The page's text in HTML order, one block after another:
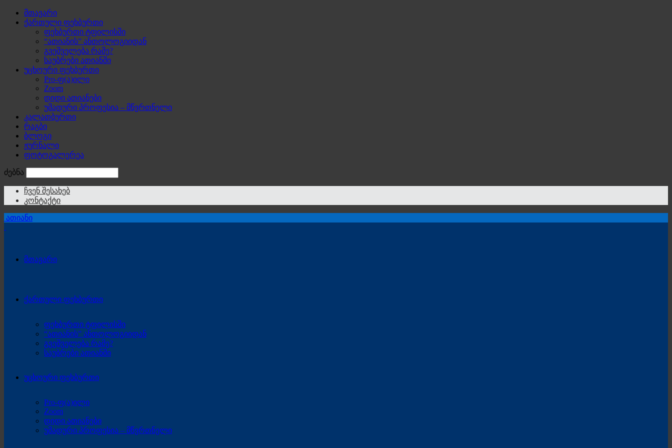
მთავარი
ქართული ფეხბურთი
ფეხბურთი ტფილისში
“ათიანის” ანთოლოგიიდან
გვეშველება რამე?
საუბრები ათიანში
უცხოური ფეხბურთი
Pro-ფ(ა)ილი
Zoom
დიდი ათიანები
უმადური პროფესია – მწვრთნელი
კალათბურთი
რაგბი
ბლოგი
ჟურნალი
ფოტოგალერეა
ძებნა
ჩვენ შესახებ
კონტაქტი
ათიანი
მთავარი
ქართული ფეხბურთი
ფეხბურთი ტფილისში
“ათიანის” ანთოლოგიიდან
გვეშველება რამე?
საუბრები ათიანში
უცხოური ფეხბურთი
Pro-ფ(ა)ილი
Zoom
დიდი ათიანები
უმადური პროფესია – მწვრთნელი